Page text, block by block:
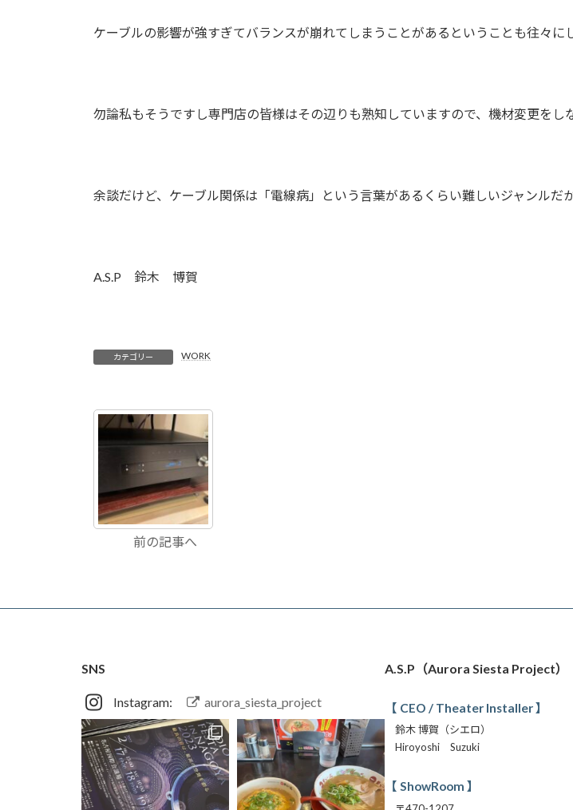
ケーブルの影響が強すぎてバランスが崩れてしまうことがあるということも往々に
勿論私もそうですし専門店の皆様はその辺りも熟知していますので、機材変更を
余談だけど、ケーブル関係は「電線病」という言葉があるくらい難しいジャンルだ
A.S.P 鈴木 博賀
カテゴリー WORK
前の記事へ
SNS
Instagram: aurora_siesta_project
A.S.P（Aurora Siesta Project）
【 CEO / Theater Installer 】
鈴木 博賀（シエロ）
Hiroyoshi Suzuki
【 ShowRoom 】